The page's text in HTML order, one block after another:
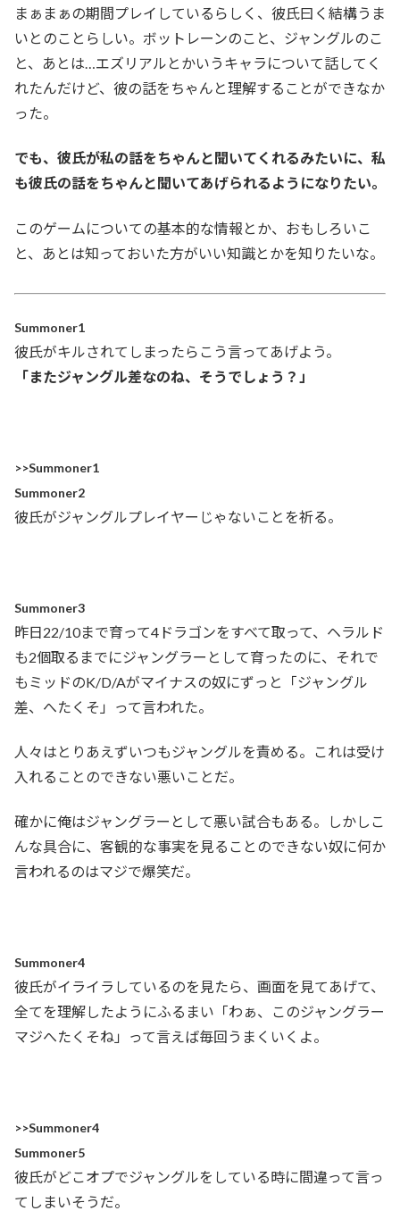
まぁまぁの期間プレイしているらしく、彼氏曰く結構うま
いとのことらしい。ボットレーンのこと、ジャングルのこ
と、あとは…エズリアルとかいうキャラについて話してく
れたんだけど、彼の話をちゃんと理解することができなか
った。
でも、彼氏が私の話をちゃんと聞いてくれるみたいに、私
も彼氏の話をちゃんと聞いてあげられるようになりたい。
このゲームについての基本的な情報とか、おもしろいこ
と、あとは知っておいた方がいい知識とかを知りたいな。
Summoner1
彼氏がキルされてしまったらこう言ってあげよう。
「またジャングル差なのね、そうでしょう？」
>>Summoner1
Summoner2
彼氏がジャングルプレイヤーじゃないことを祈る。
Summoner3
昨日22/10まで育って4ドラゴンをすべて取って、ヘラルド
も2個取るまでにジャングラーとして育ったのに、それで
もミッドのK/D/Aがマイナスの奴にずっと「ジャングル
差、へたくそ」って言われた。
人々はとりあえずいつもジャングルを責める。これは受け
入れることのできない悪いことだ。
確かに俺はジャングラーとして悪い試合もある。しかしこ
んな具合に、客観的な事実を見ることのできない奴に何か
言われるのはマジで爆笑だ。
Summoner4
彼氏がイライラしているのを見たら、画面を見てあげて、
全てを理解したようにふるまい「わぁ、このジャングラー
マジへたくそね」って言えば毎回うまくいくよ。
>>Summoner4
Summoner5
彼氏がどこオプでジャングルをしている時に間違って言っ
てしまいそうだ。